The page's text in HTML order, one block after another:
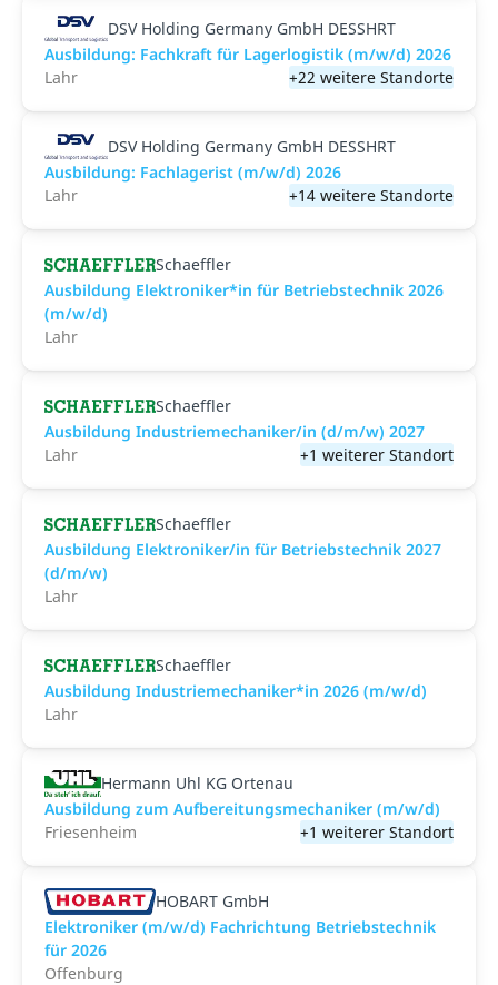
DSV Holding Germany GmbH DESSHRT
Ausbildung: Fachkraft für Lagerlogistik (m/w/d) 2026
Lahr
+22 weitere Standorte
DSV Holding Germany GmbH DESSHRT
Ausbildung: Fachlagerist (m/w/d) 2026
Lahr
+14 weitere Standorte
Schaeffler
Ausbildung Elektroniker*in für Betriebstechnik 2026
(m/w/d)
Lahr
Schaeffler
Ausbildung Industriemechaniker/in (d/m/w) 2027
Lahr
+1 weiterer Standort
Schaeffler
Ausbildung Elektroniker/in für Betriebstechnik 2027
(d/m/w)
Lahr
Schaeffler
Ausbildung Industriemechaniker*in 2026 (m/w/d)
Lahr
Hermann Uhl KG Ortenau
Ausbildung zum Aufbereitungsmechaniker (m/w/d)
Friesenheim
+1 weiterer Standort
HOBART GmbH
Elektroniker (m/w/d) Fachrichtung Betriebstechnik
für 2026
Offenburg